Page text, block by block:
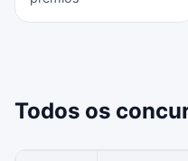
Todos os